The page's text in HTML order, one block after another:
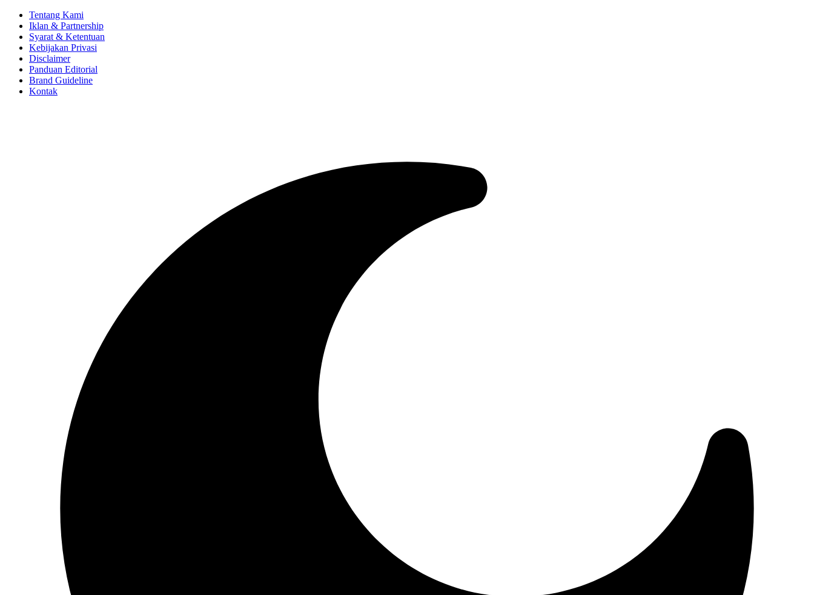
Tentang Kami
Iklan & Partnership
Syarat & Ketentuan
Kebijakan Privasi
Disclaimer
Panduan Editorial
Brand Guideline
Kontak